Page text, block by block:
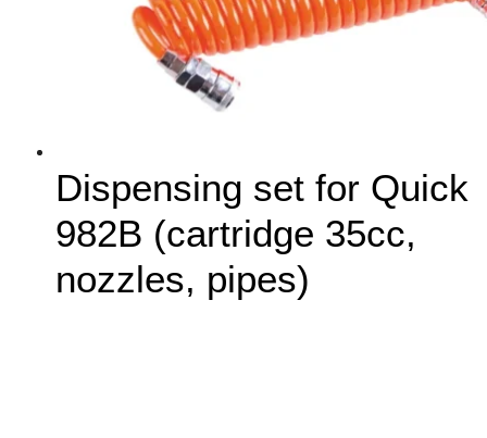
Dispensing set for Quick
982B (cartridge 35cc,
nozzles, pipes)